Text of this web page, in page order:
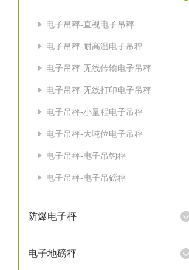
电子吊秤-直视电子吊秤
电子吊秤-耐高温电子吊秤
电子吊秤-无线传输电子吊秤
电子吊秤-无线打印电子吊秤
电子吊秤-小量程电子吊秤
电子吊秤-大吨位电子吊秤
电子吊秤-电子吊钩秤
电子吊秤-电子吊磅秤
防爆电子秤
电子地磅秤